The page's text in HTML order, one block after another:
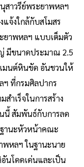
สาวรีย์พระยาพหลฯ
แจ้งใกล้กับสโมสร
าพหลฯ แบบเต็มตัว
มีขนาดประมาณ 2.5
มนต์หินขัด อันชวนให้
ฯ ที่กรมศิลปากร
ำเร็จในการสร้าง
นี้ สัมพันธ์กับการลด
ฐานะหัวหน้าคณะ
พหลฯ ในฐานะนาย
นโดดเด่นและเป็น